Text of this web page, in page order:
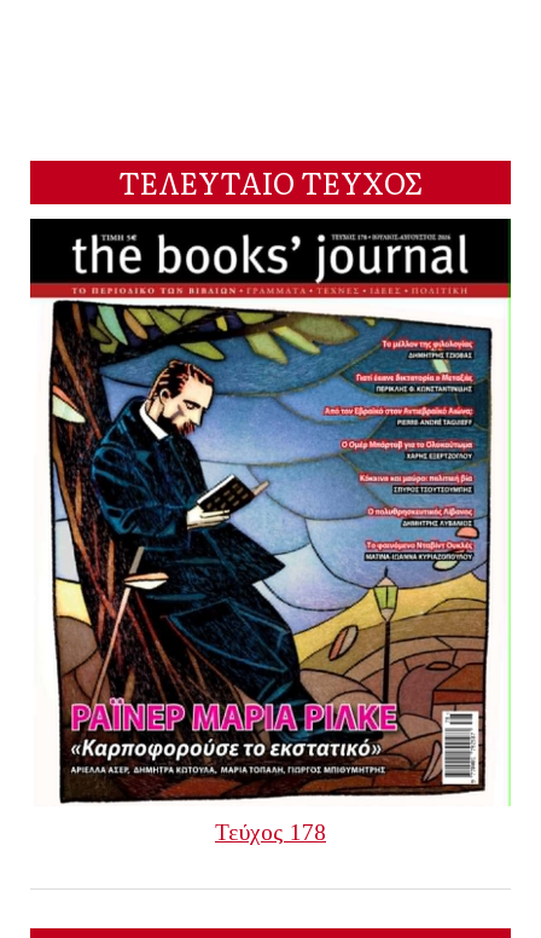
ΤΕΛΕΥΤΑΙΟ ΤΕΥΧΟΣ
Τεύχος 178